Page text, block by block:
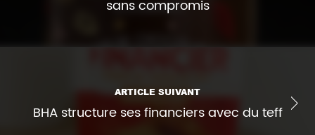
sans compromis
ARTICLE SUIVANT
BHA structure ses financiers avec du teff